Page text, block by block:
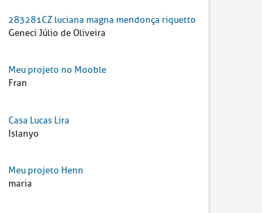
283281CZ luciana magna mendonça riquetto
Geneci Júlio de Oliveira
Meu projeto no Mooble
Fran
Casa Lucas Lira
Islanyo
Meu projeto Henn
maria